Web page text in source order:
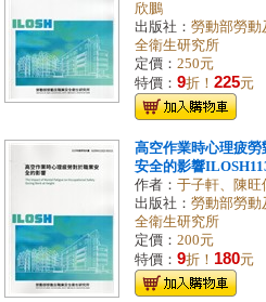
欣鵬
出版社： 勞動部勞動
全衛生研究所
定價： 250元
特價： 9折！ 225元
高空作業時心理疲勞
安全的影響
作者： 于子軒、陳旺
出版社： 勞動部勞動
全衛生研究所
定價： 200元
特價： 9折！ 180元